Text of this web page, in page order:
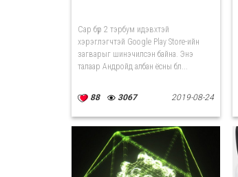
Сар бүр 2 тэрбум идэвхтэй
хэрэглэгчтэй Google Play Store-ийн
загварыг шинэчилсэн байна. Энэ
талаар Андройд албан ёсны бл...
88 3067 2019-08-24